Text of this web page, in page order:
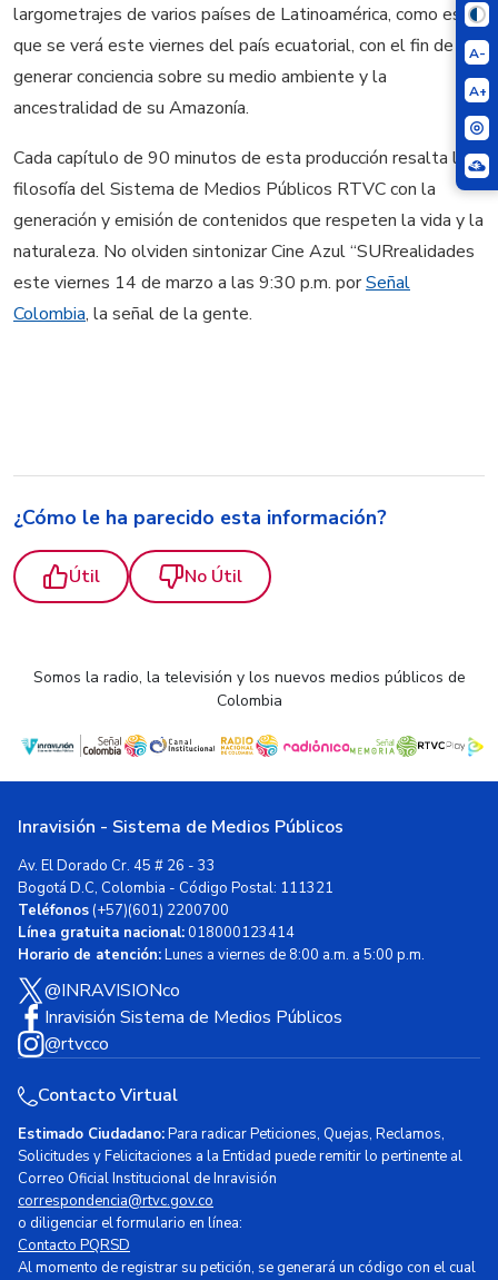
A-
A+
largometrajes de varios países de Latinoamérica, como este
que se verá este viernes del país ecuatorial, con el fin de
generar conciencia sobre su medio ambiente y la
ancestralidad de su Amazonía.
Cada capítulo de 90 minutos de esta producción resalta la
filosofía del Sistema de Medios Públicos RTVC con la
generación y emisión de contenidos que respeten la vida y la
naturaleza. No olviden sintonizar Cine Azul “SURrealidades
este viernes 14 de marzo a las 9:30 p.m. porSeñal
Colombia, la señal de la gente.
¿Cómo le ha parecido esta información?
Útil No Útil
Somos la radio, la televisión y los nuevos medios públicos de
Colombia
Inravisión - Sistema de Medios Públicos
Av. El Dorado Cr. 45 # 26 - 33
Bogotá D.C, Colombia - Código Postal: 111321
Teléfonos(+57)(601) 2200700
Línea gratuita nacional:018000123414
Horario de atención:Lunes a viernes de 8:00 a.m. a 5:00 p.m.
@INRAVISIONco
Inravisión Sistema de Medios Públicos
@rtvcco
Contacto Virtual
Estimado Ciudadano:Para radicar Peticiones, Quejas, Reclamos,
Solicitudes y Felicitaciones a la Entidad puede remitir lo pertinente al
Correo Oficial Institucional de Inravisión
correspondencia@rtvc.gov.co
o diligenciar el formulario en línea:
Contacto PQRSD
Al momento de registrar su petición, se generará un código con el cual